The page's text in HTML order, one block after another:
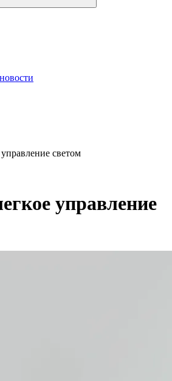
светом
управление